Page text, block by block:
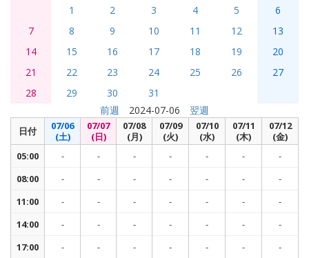
1
2 3 4 5
6
7
8 9 10 11 12
13
14
15 16 17 18 19
20
21
22 23 24 25 26
27
28
29 30
31
前週
2024-07-06 翌週
日付
07/06
(土)
07/07
(日)
07/08
(月)
07/09
(火)
07/10
(水)
07/11
(木)
07/12
(金)
05:00
- - - - - -
-
08:00
- - - - - -
-
11:00
- - - - - -
-
14:00
- - - - - -
-
17:00
- - - - - - -